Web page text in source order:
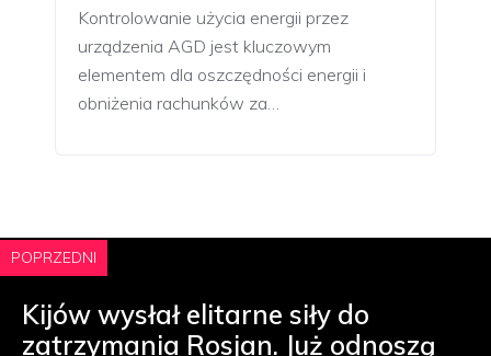
Kontrolowanie użycia energii przez
urządzenia AGD jest kluczowym
elementem dla oszczędności energii i
obniżenia rachunków za…
POPRZEDNI
Kijów wysłał elitarne siły do
zatrzymania Rosjan. Już odnoszą